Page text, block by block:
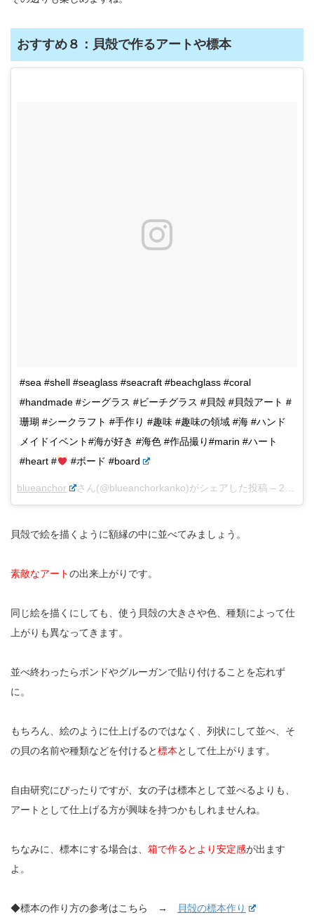
おすすめ８：貝殻で作るアートや標本
#sea #shell #seaglass #seacraft #beachglass #coral
#handmade #シーグラス #ビーチグラス #貝殻 #貝殻アート #
珊瑚 #シークラフト #手作り #趣味 #趣味の領域 #海 #ハンド
メイドイベント#海が好き #海色 #作品撮り#marin #ハート
#heart #
#ボード #board
blueanchor さん(@blueanchorkanko)がシェアした投稿 – 2018年 3月月28日午後11時20分PDT
貝殻で絵を描くように額縁の中に並べてみましょう。
素敵なアートの出来上がりです。
同じ絵を描くにしても、使う貝殻の大きさや色、種類によって仕
上がりも異なってきます。
並べ終わったらボンドやグルーガンで貼り付けることを忘れず
に。
もちろん、絵のように仕上げるのではなく、列状にして並べ、そ
の貝の名前や種類などを付けると標本として仕上がります。
自由研究にぴったりですが、女の子は標本として並べるよりも、
アートとして仕上げる方が興味を持つかもしれませんね。
ちなみに、標本にする場合は、 箱で作るとより安定感が出ます
よ。
◆標本の作り方の参考はこちら → 貝殻の標本作り